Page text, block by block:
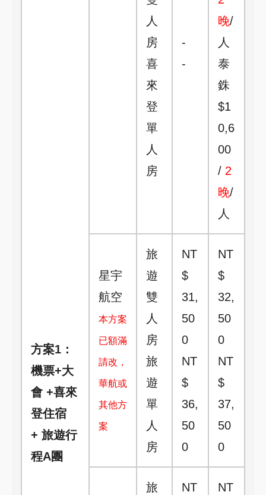
方案1：
機票+大
會 +喜來
登住宿
+ 旅遊行
程A團
人
房
喜
來
登
單
人
房
-
-
晚/
人
泰
銖
$1
0,6
00
/ 2
晚/
人
星宇
航空
本方案
已額滿
請改，
華航或
其他方
案
旅
遊
雙
人
房
旅
遊
單
人
房
NT
$
31,
50
0
NT
$
36,
50
0
NT
$
32,
50
0
NT
$
37,
50
0
旅
NT
NT